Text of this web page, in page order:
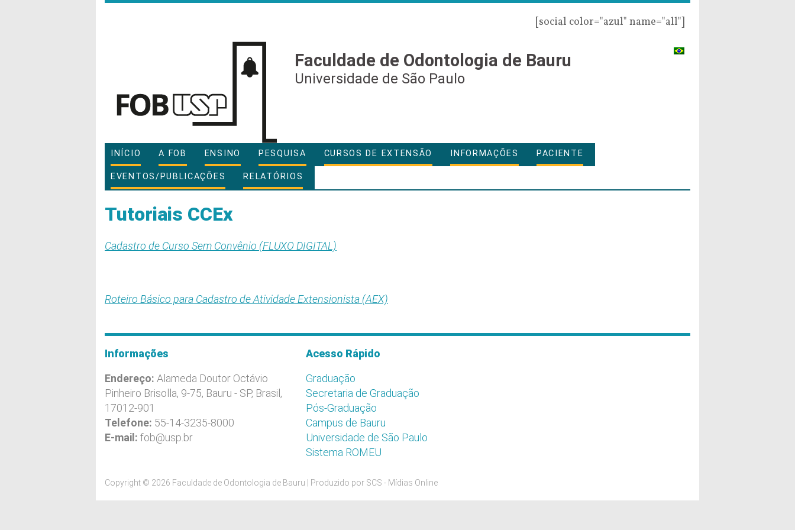
[social color="azul" name="all"]
Faculdade de Odontologia de Bauru
Universidade de São Paulo
INÍCIO A FOB ENSINO PESQUISA CURSOS DE EXTENSÃO INFORMAÇÕES PACIENTE
EVENTOS/PUBLICAÇÕES RELATÓRIOS
Tutoriais CCEx
Cadastro de Curso Sem Convênio (FLUXO DIGITAL)
Roteiro Básico para Cadastro de Atividade Extensionista (AEX)
Informações
Endereço: Alameda Doutor Octávio
Pinheiro Brisolla, 9-75, Bauru - SP, Brasil,
17012-901
Telefone: 55-14-3235-8000
E-mail: fob@usp.br
Acesso Rápido
Graduação
Secretaria de Graduação
Pós-Graduação
Campus de Bauru
Universidade de São Paulo
Sistema ROMEU
Copyright © 2026 Faculdade de Odontologia de Bauru | Produzido por SCS - Mídias Online